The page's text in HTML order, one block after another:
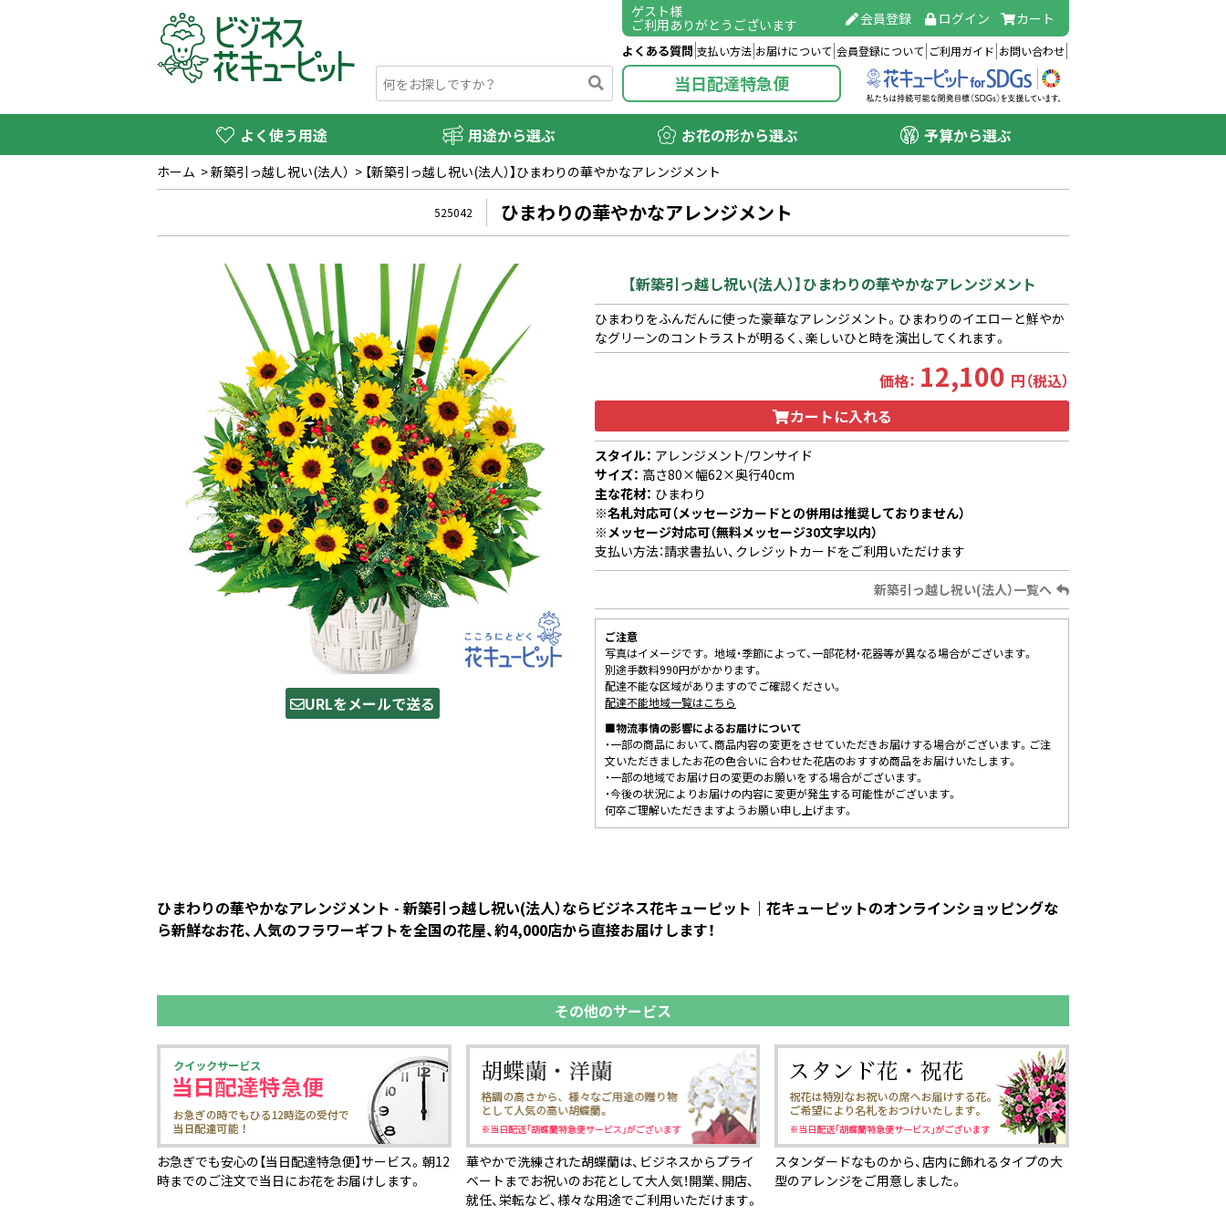
ゲスト様
ご利用ありがとうございます 会員登録 ログイン カート
よくある質問 支払い方法 お届けについて 会員登録について ご利用ガイド お問い合わせ
当日配達特急便
よく使う用途 用途から選ぶ お花の形から選ぶ 予算から選ぶ
ホーム >新築引っ越し祝い(法人） > 【新築引っ越し祝い(法人）】ひまわりの華やかなアレンジメント
525042 ひまわりの華やかなアレンジメント
URLをメールで送る
【新築引っ越し祝い(法人）】ひまわりの華やかなアレンジメント
ひまわりをふんだんに使った豪華なアレンジメント。ひまわりのイエローと鮮やか
なグリーンのコントラストが明るく、楽しいひと時を演出してくれます。
価格： 12,100 円（税込）
カートに入れる
スタイル： アレンジメント/ワンサイド
サイズ： 高さ80×幅62×奥行40cm
主な花材： ひまわり
※名札対応可（メッセージカードとの併用は推奨しておりません）
※メッセージ対応可（無料メッセージ30文字以内）
支払い方法：請求書払い、クレジットカードをご利用いただけます
新築引っ越し祝い(法人）一覧へ
ご注意
写真はイメージです。 地域・季節によって、一部花材・花器等が異なる場合がございます。
別途手数料990円がかかります。
配達不能な区域がありますのでご確認ください。
配達不能地域一覧はこちら
■物流事情の影響によるお届けについて
・一部の商品において、商品内容の変更をさせていただきお届けする場合がございます。ご注
文いただきましたお花の色合いに合わせた花店のおすすめ商品をお届けいたします。
・一部の地域でお届け日の変更のお願いをする場合がございます。
・今後の状況によりお届けの内容に変更が発生する可能性がございます。
何卒ご理解いただきますようお願い申し上げます。
ひまわりの華やかなアレンジメント - 新築引っ越し祝い(法人）ならビジネス花キューピット｜花キューピットのオンラインショッピングな
ら新鮮なお花、人気のフラワーギフトを全国の花屋、約4,000店から直接お届けします！
その他のサービス
お急ぎでも安心の【当日配達特急便】サービス。朝12
時までのご注文で当日にお花をお届けします。
華やかで洗練された胡蝶蘭は、ビジネスからプライ
ベートまでお祝いのお花として大人気！開業、開店、
就任、栄転など、様々な用途でご利用いただけます。
スタンダードなものから、店内に飾れるタイプの大
型のアレンジをご用意しました。